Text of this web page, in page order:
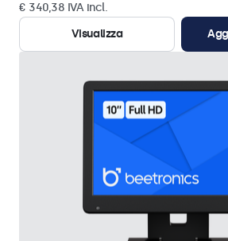
€ 340,38 IVA incl.
Visualizza